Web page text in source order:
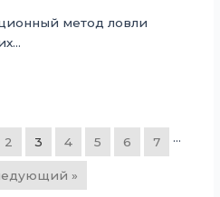
метод ловли
2 3 4 5 6 7 …
»